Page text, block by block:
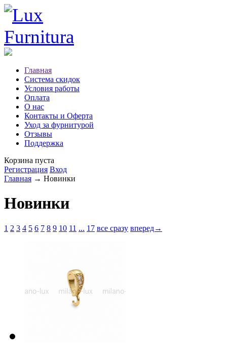
Главная
Система скидок
Условия работы
Оплата
О нас
Контакты и Оферта
Уход за фурнитурой
Отзывы
Поддержка
Корзина пуста
Регистрация Вход
Главная → Новинки
Новинки
1 2 3 4 5 6 7 8 9 10 11 ... 17 все сразу вперед→